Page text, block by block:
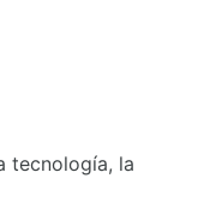
tecnología, la